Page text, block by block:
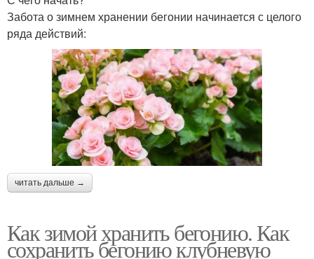
Забота о зимнем хранении бегонии начинается с целого
ряда действий:
читать дальше →
Как зимой хранить бегонию. Как
сохранить бегонию клубневую